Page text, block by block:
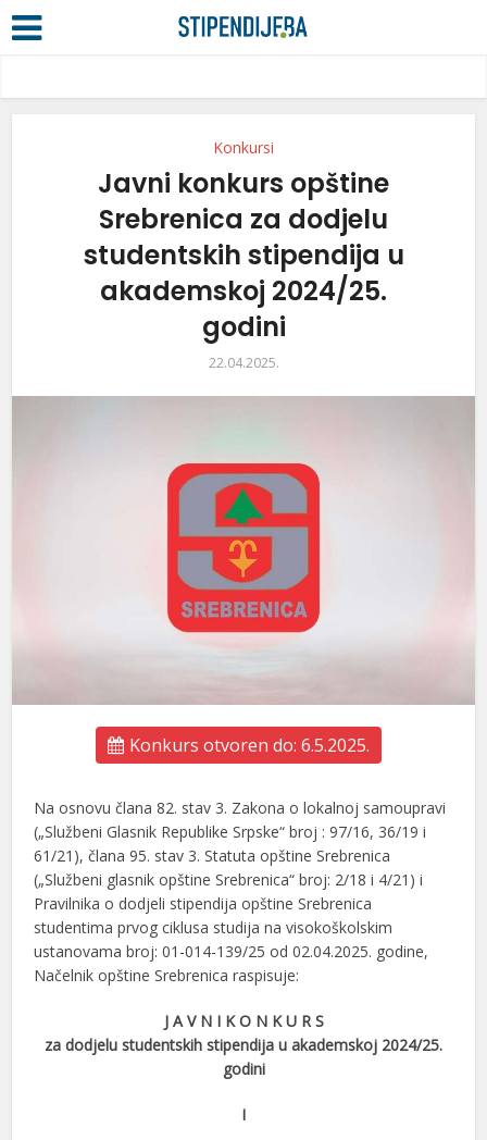
Konkursi
Javni konkurs opštine
Srebrenica za dodjelu
studentskih stipendija u
akademskoj 2024/25.
godini
22.04.2025.
Konkurs otvoren do: 6.5.2025.
Na osnovu člana 82. stav 3. Zakona o lokalnoj samoupravi
(„Službeni Glasnik Republike Srpske“ broj : 97/16, 36/19 i
61/21), člana 95. stav 3. Statuta opštine Srebrenica
(„Službeni glasnik opštine Srebrenica“ broj: 2/18 i 4/21) i
Pravilnika o dodjeli stipendija opštine Srebrenica
studentima prvog ciklusa studija na visokoškolskim
ustanovama broj: 01-014-139/25 od 02.04.2025. godine,
Načelnik opštine Srebrenica raspisuje:
J A V N I K O N K U R S
za dodjelu studentskih stipendija u akademskoj 2024/25.
godini
I